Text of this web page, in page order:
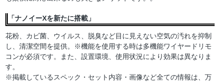
「ナノイーXを新たに搭載」
花粉、カビ菌、ウイルス、脱臭など目に見えない空気の汚れを抑制
し、清潔空間を提供。※機能を使用する時は多機能ワイヤードリモ
コンが必須です。また、設置環境、使用状況により効果は異なりま
す。
※掲載しているスペック・セット内容・画像など全ての情報は、万